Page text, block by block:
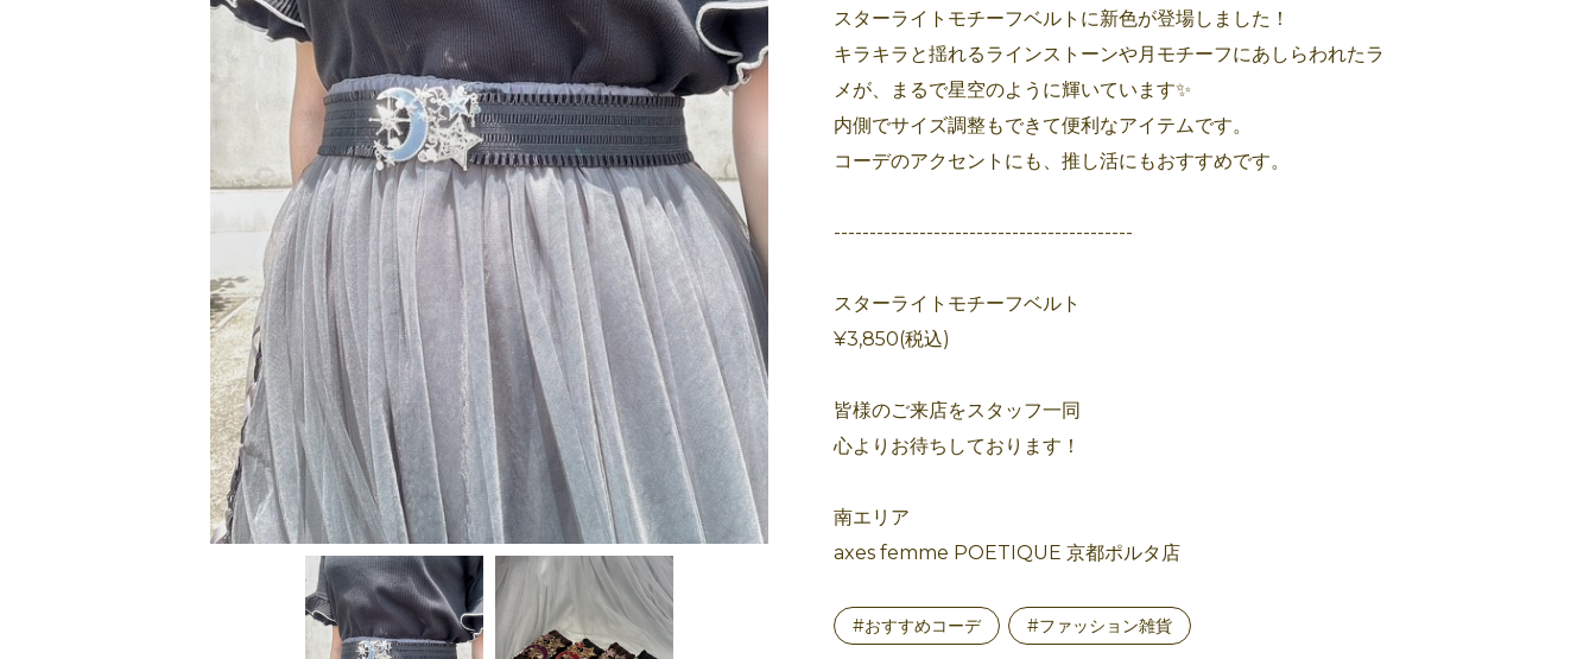
スターライトモチーフベルトに新色が登場しました！
キラキラと揺れるラインストーンや月モチーフにあしらわれたラ
メが、まるで星空のように輝いています✨
内側でサイズ調整もできて便利なアイテムです。
コーデのアクセントにも、推し活にもおすすめです。
------------------------------------------
スターライトモチーフベルト
¥3,850(税込)
皆様のご来店をスタッフ一同
心よりお待ちしております！
南エリア
axes femme POETIQUE 京都ポルタ店
#おすすめコーデ #ファッション雑貨